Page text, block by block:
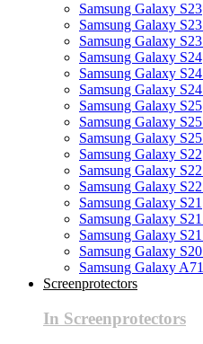
Samsung Galaxy S23
Samsung Galaxy
Samsung Galaxy
Samsung Galaxy S24
Samsung Galaxy
Samsung Galaxy
Samsung Galaxy S25
Samsung Galaxy
Samsung Galaxy
Samsung Galaxy S22
Samsung Galaxy
Samsung Galaxy
Samsung Galaxy S21
Samsung Galaxy
Samsung Galaxy
Samsung Galaxy
Samsung Galaxy A71
Screenprotectors
In Screenprotectors